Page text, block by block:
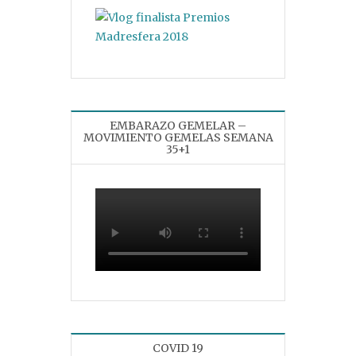
EMBARAZO GEMELAR –
MOVIMIENTO GEMELAS SEMANA
35+1
COVID 19